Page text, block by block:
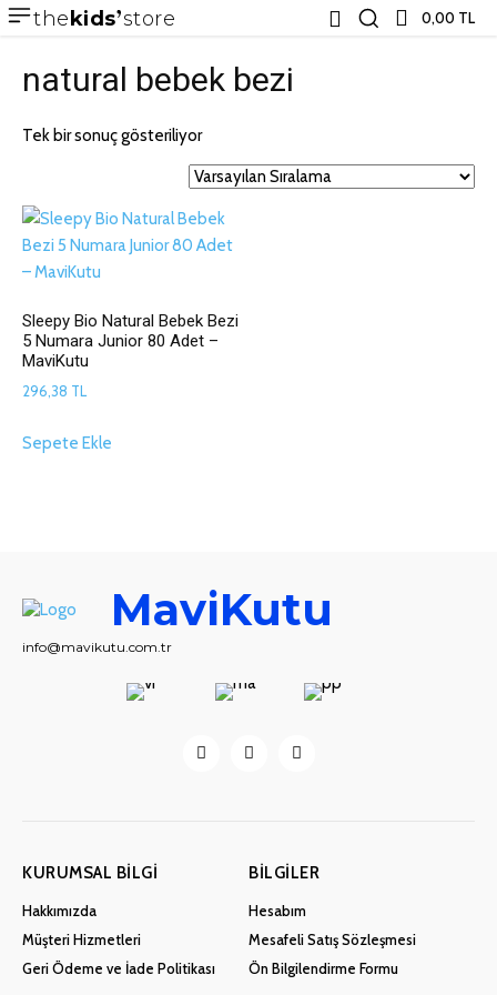
thekids store 0,00 TL
natural bebek bezi
Tek bir sonuç gösteriliyor
Sleepy Bio Natural Bebek Bezi
5 Numara Junior 80 Adet –
MaviKutu
296,38 TL
Sepete Ekle
MaviKutu
info@mavikutu.com.tr
KURUMSAL BILGI
Hakkımızda
Müşteri Hizmetleri
Geri Ödeme ve İade Politikası
BILGILER
Hesabım
Mesafeli Satış Sözleşmesi
Ön Bilgilendirme Formu